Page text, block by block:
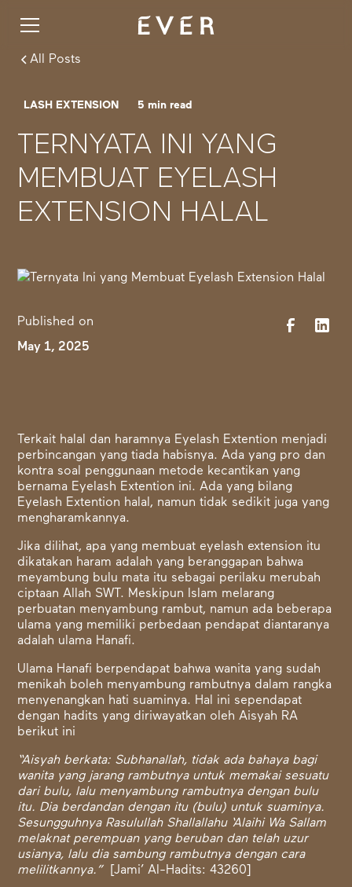
All Posts
LASH EXTENSION 5 min read
TERNYATA INI YANG
MEMBUAT EYELASH
EXTENSION HALAL
Published on
May 1, 2025
Terkait halal dan haramnya Eyelash Extention menjadi
perbincangan yang tiada habisnya. Ada yang pro dan
kontra soal penggunaan metode kecantikan yang
bernama Eyelash Extention ini. Ada yang bilang
Eyelash Extention halal, namun tidak sedikit juga yang
mengharamkannya.
Jika dilihat, apa yang membuat eyelash extension itu
dikatakan haram adalah yang beranggapan bahwa
meyambung bulu mata itu sebagai perilaku merubah
ciptaan Allah SWT. Meskipun Islam melarang
perbuatan menyambung rambut, namun ada beberapa
ulama yang memiliki perbedaan pendapat diantaranya
adalah ulama Hanafi.
Ulama Hanafi berpendapat bahwa wanita yang sudah
menikah boleh menyambung rambutnya dalam rangka
menyenangkan hati suaminya. Hal ini sependapat
dengan hadits yang diriwayatkan oleh Aisyah RA
berikut ini
“Aisyah berkata: Subhanallah, tidak ada bahaya bagi
wanita yang jarang rambutnya untuk memakai sesuatu
dari bulu, lalu menyambung rambutnya dengan bulu
itu. Dia berdandan dengan itu (bulu) untuk suaminya.
Sesungguhnya Rasulullah Shallallahu ‘Alaihi Wa Sallam
melaknat perempuan yang beruban dan telah uzur
usianya, lalu dia sambung rambutnya dengan cara
melilitkannya.”[Jami’ Al-Hadits: 43260]